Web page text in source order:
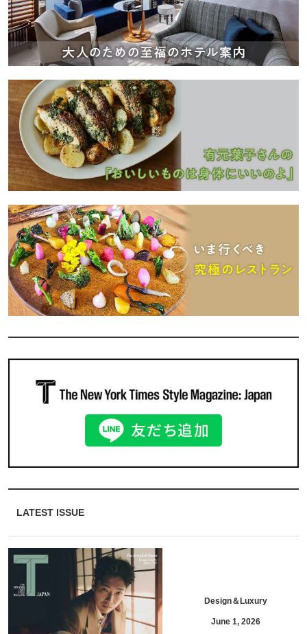
LATEST ISSUE
Design＆Luxury
June 1, 2026